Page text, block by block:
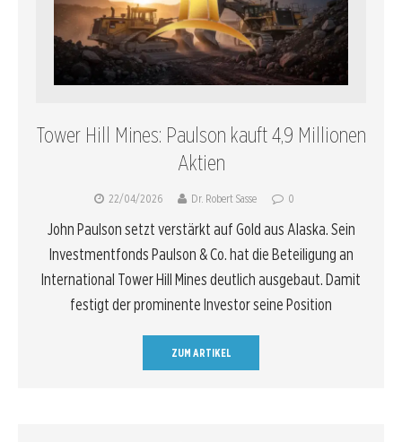
Tower Hill Mines: Paulson kauft 4,9 Millionen
Aktien
22/04/2026 Dr. Robert Sasse 0
John Paulson setzt verstärkt auf Gold aus Alaska. Sein
Investmentfonds Paulson & Co. hat die Beteiligung an
International Tower Hill Mines deutlich ausgebaut. Damit
festigt der prominente Investor seine Position
ZUM ARTIKEL